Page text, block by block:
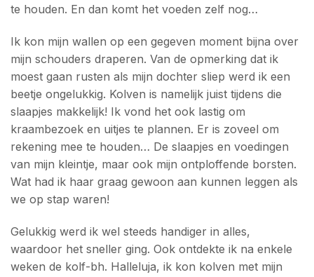
te houden. En dan komt het voeden zelf nog…
Ik kon mijn wallen op een gegeven moment bijna over
mijn schouders draperen. Van de opmerking dat ik
moest gaan rusten als mijn dochter sliep werd ik een
beetje ongelukkig. Kolven is namelijk juist tijdens die
slaapjes makkelijk! Ik vond het ook lastig om
kraambezoek en uitjes te plannen. Er is zoveel om
rekening mee te houden… De slaapjes en voedingen
van mijn kleintje, maar ook mijn ontploffende borsten.
Wat had ik haar graag gewoon aan kunnen leggen als
we op stap waren!
Gelukkig werd ik wel steeds handiger in alles,
waardoor het sneller ging. Ook ontdekte ik na enkele
weken de kolf-bh. Halleluja, ik kon kolven met mijn